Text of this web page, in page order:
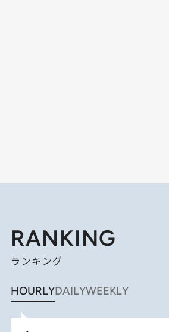
RANKING
ランキング
HOURLYDAILYWEEKLY